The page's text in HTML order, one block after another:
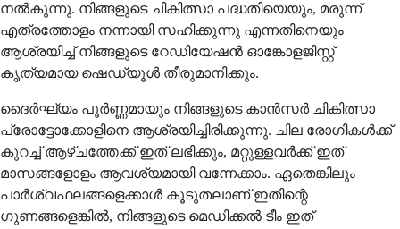
നൽകുന്നു. നിങ്ങളുടെ ചികിത്സാ പദ്ധതിയെയും, മരുന്ന്
എത്രത്തോളം നന്നായി സഹിക്കുന്നു എന്നതിനെയും
ആശ്രയിച്ച് നിങ്ങളുടെ റേഡിയേഷൻ ഓങ്കോളജിസ്റ്റ്
കൃത്യമായ ഷെഡ്യൂൾ തീരുമാനിക്കും.
ദൈർഘ്യം പൂർണ്ണമായും നിങ്ങളുടെ കാൻസർ ചികിത്സാ
പ്രോട്ടോക്കോളിനെ ആശ്രയിച്ചിരിക്കുന്നു. ചില രോഗികൾക്ക്
കുറച്ച് ആഴ്ചത്തേക്ക് ഇത് ലഭിക്കും, മറ്റുള്ളവർക്ക് ഇത്
മാസങ്ങളോളം ആവശ്യമായി വന്നേക്കാം. ഏതെങ്കിലും
പാർശ്വഫലങ്ങളെക്കാൾ കൂടുതലാണ് ഇതിന്റെ
ഗുണങ്ങളെങ്കിൽ, നിങ്ങളുടെ മെഡിക്കൽ ടീം ഇത്